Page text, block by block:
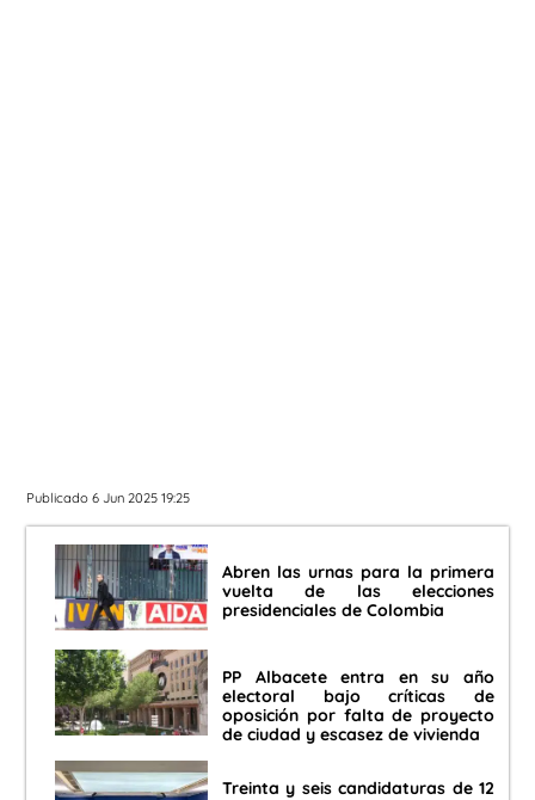
Publicado 6 Jun 2025 19:25
Abren las urnas para la primera
vuelta de las elecciones
presidenciales de Colombia
PP Albacete entra en su año
electoral bajo críticas de
oposición por falta de proyecto
de ciudad y escasez de vivienda
Treinta y seis candidaturas de 12